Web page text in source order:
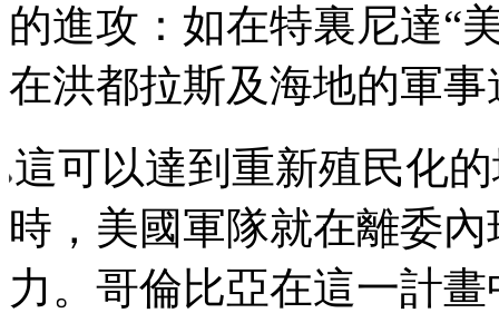
的進攻：如在特裏尼達“
在洪都拉斯及海地的軍事
這可以達到重新殖民化
時，美國軍隊就在離委
力。哥倫比亞在這一計